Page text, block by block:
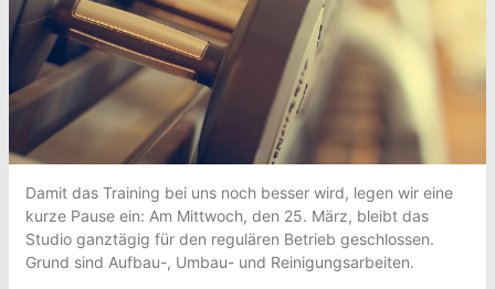
Damit das Training bei uns noch besser wird, legen wir eine
kurze Pause ein: Am Mittwoch, den 25. März, bleibt das
Studio ganztägig für den regulären Betrieb geschlossen.
Grund sind Aufbau-, Umbau- und Reinigungsarbeiten.